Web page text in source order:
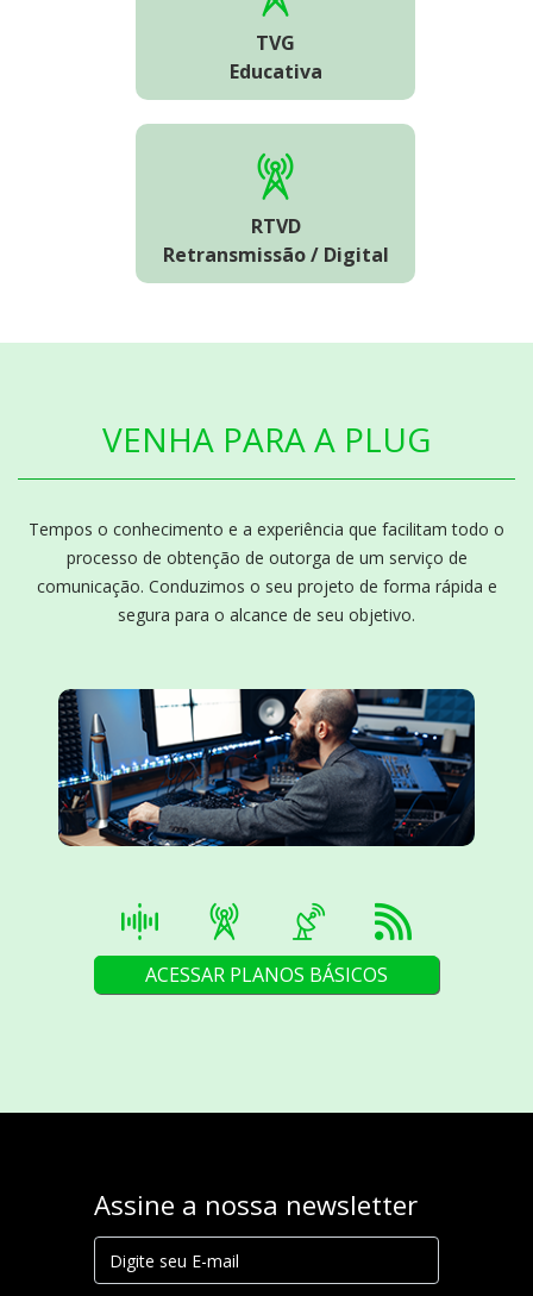
TVG
Educativa
RTVD
Retransmissão / Digital
VENHA PARA A PLUG
Tempos o conhecimento e a experiência que facilitam todo o
processo de obtenção de outorga de um serviço de
comunicação. Conduzimos o seu projeto de forma rápida e
segura para o alcance de seu objetivo.
ACESSAR PLANOS BÁSICOS
Assine a nossa newsletter